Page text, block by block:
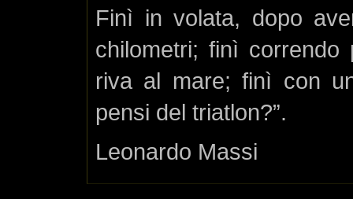
Finì in volata, dopo
chilometri; finì
riva al mare; finì con
pensi del triatlon?”.
Leonardo Massi